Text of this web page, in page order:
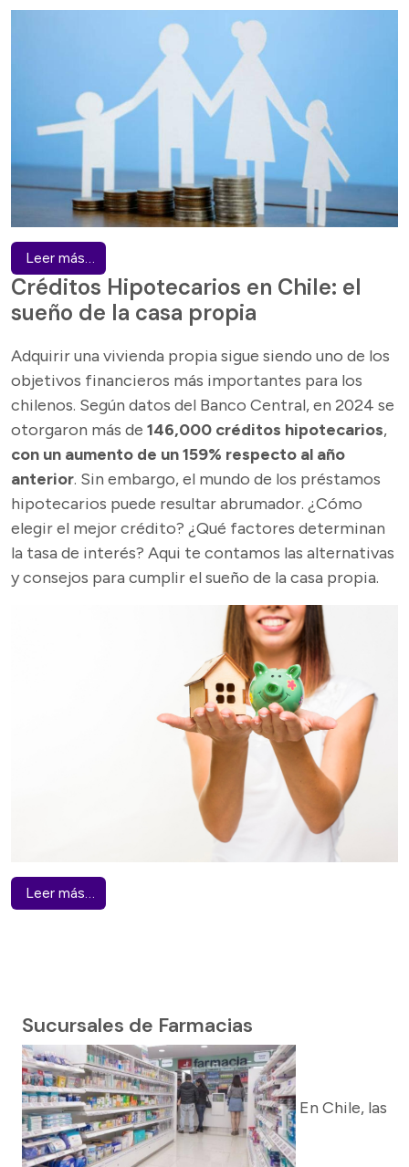
Leer más…
Créditos Hipotecarios en Chile: el
sueño de la casa propia
Adquirir una vivienda propia sigue siendo uno de los
objetivos financieros más importantes para los
chilenos. Según datos del Banco Central, en 2024 se
otorgaron más de 146,000 créditos hipotecarios,
con un aumento de un 159% respecto al año
anterior. Sin embargo, el mundo de los préstamos
hipotecarios puede resultar abrumador. ¿Cómo
elegir el mejor crédito? ¿Qué factores determinan
la tasa de interés? Aqui te contamos las alternativas
y consejos para cumplir el sueño de la casa propia.
Leer más…
Sucursales de Farmacias
En Chile, las